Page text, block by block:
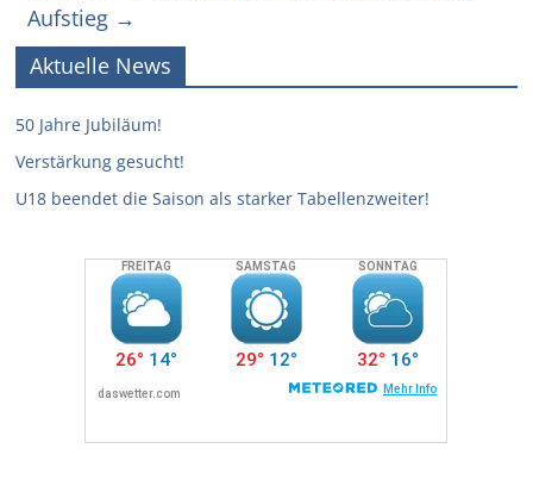
Aufstieg →
Aktuelle News
50 Jahre Jubiläum!
Verstärkung gesucht!
U18 beendet die Saison als starker Tabellenzweiter!